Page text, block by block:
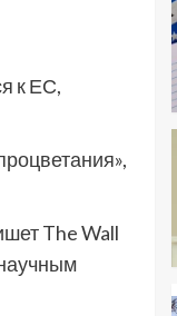
к ЕС,
The Wall